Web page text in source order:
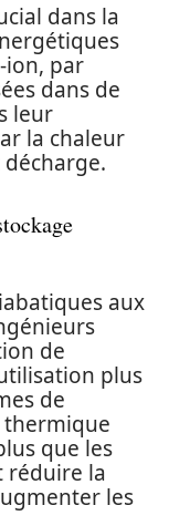
dans la
ion, par
dans de
leur
la chaleur
aux
de
plus
de
thermique
que les
réduire la
les